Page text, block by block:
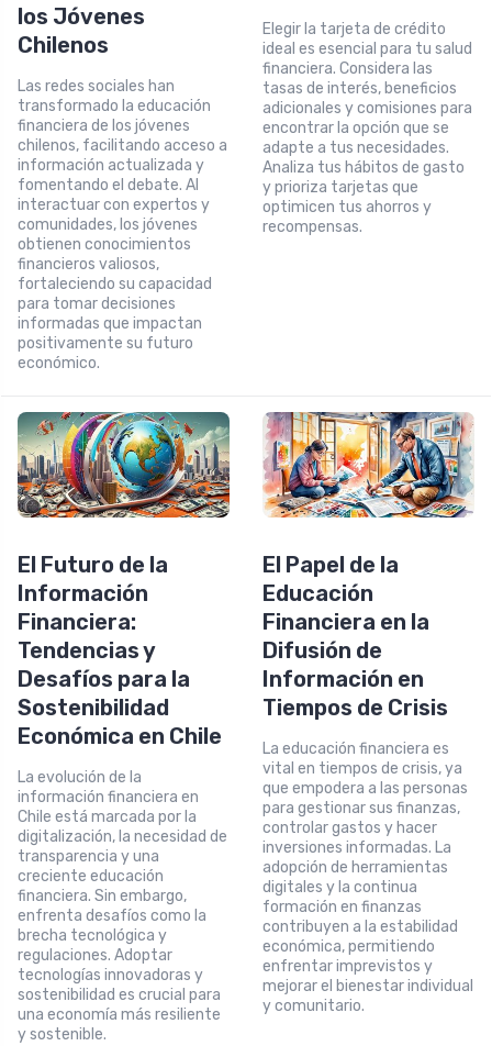
los Jóvenes
Chilenos
Las redes sociales han
transformado la educación
financiera de los jóvenes
chilenos, facilitando acceso a
información actualizada y
fomentando el debate. Al
interactuar con expertos y
comunidades, los jóvenes
obtienen conocimientos
financieros valiosos,
fortaleciendo su capacidad
para tomar decisiones
informadas que impactan
positivamente su futuro
económico.
Elegir la tarjeta de crédito
ideal es esencial para tu salud
financiera. Considera las
tasas de interés, beneficios
adicionales y comisiones para
encontrar la opción que se
adapte a tus necesidades.
Analiza tus hábitos de gasto
y prioriza tarjetas que
optimicen tus ahorros y
recompensas.
El Futuro de la
Información
Financiera:
Tendencias y
Desafíos para la
Sostenibilidad
Económica en Chile
La evolución de la
información financiera en
Chile está marcada por la
digitalización, la necesidad de
transparencia y una
creciente educación
financiera. Sin embargo,
enfrenta desafíos como la
brecha tecnológica y
regulaciones. Adoptar
tecnologías innovadoras y
sostenibilidad es crucial para
una economía más resiliente
y sostenible.
El Papel de la
Educación
Financiera en la
Difusión de
Información en
Tiempos de Crisis
La educación financiera es
vital en tiempos de crisis, ya
que empodera a las personas
para gestionar sus finanzas,
controlar gastos y hacer
inversiones informadas. La
adopción de herramientas
digitales y la continua
formación en finanzas
contribuyen a la estabilidad
económica, permitiendo
enfrentar imprevistos y
mejorar el bienestar individual
y comunitario.